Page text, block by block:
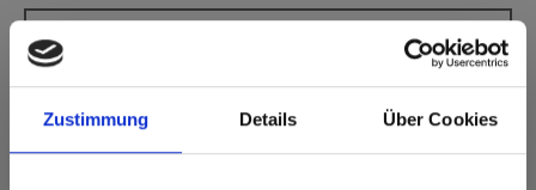
Zustimmung Details Über Cookies
0067 Red